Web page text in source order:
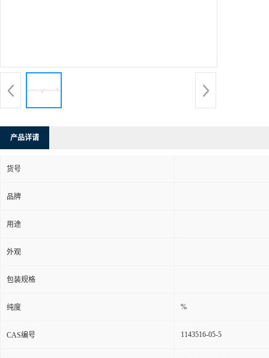
产品详请
货号
品牌
用途
外观
包装规格
纯度 %
CAS编号 1143516-05-5